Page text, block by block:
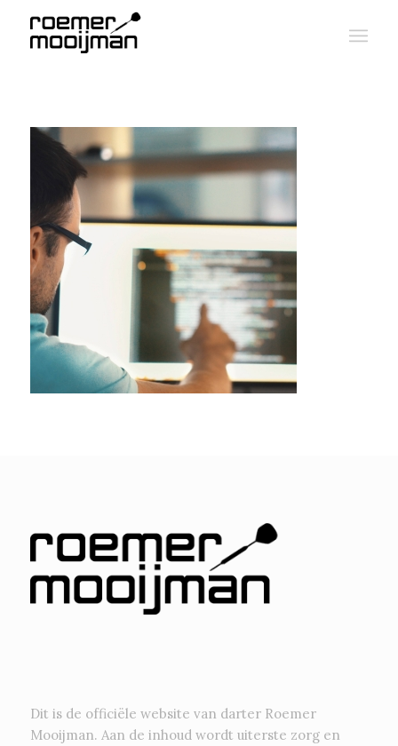
Dit is de officiële website van darter Roemer
Mooijman. Aan de inhoud wordt uiterste zorg en